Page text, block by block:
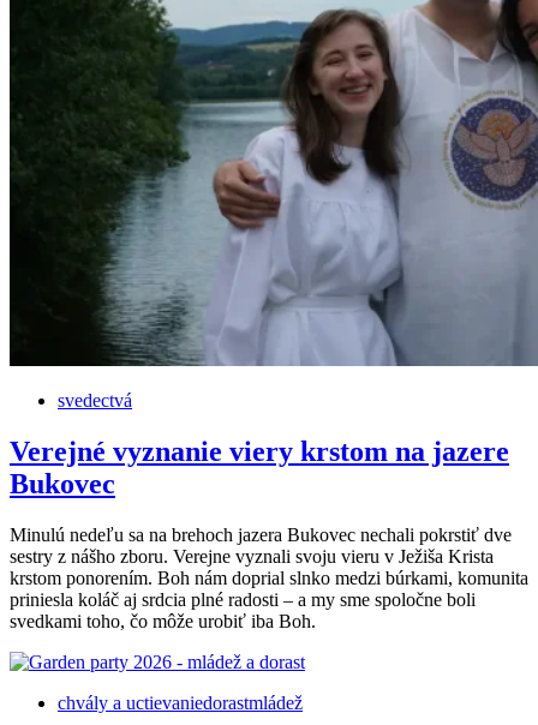
svedectvá
Verejné vyznanie viery krstom na jazere
Bukovec
Minulú nedeľu sa na brehoch jazera Bukovec nechali pokrstiť dve
sestry z nášho zboru. Verejne vyznali svoju vieru v Ježiša Krista
krstom ponorením. Boh nám doprial slnko medzi búrkami, komunita
priniesla koláč aj srdcia plné radosti – a my sme spoločne boli
svedkami toho, čo môže urobiť iba Boh.
chvály a uctievaniedorastmládež